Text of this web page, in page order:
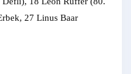
27 Linus Baar